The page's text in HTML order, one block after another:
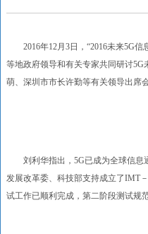
2016年12月3日，“2016未来5G信
等地政府领导和有关专家共同研讨
萌、深圳市市长许勤等有关领导出席会
刘利华指出，5G已成为全球信息
发展改革委、科技部支持成立了IMT
试工作已顺利完成，第二阶段测试规